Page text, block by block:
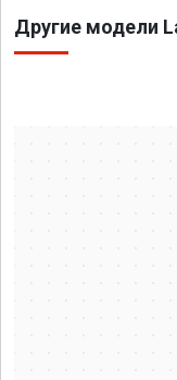
Другие модели